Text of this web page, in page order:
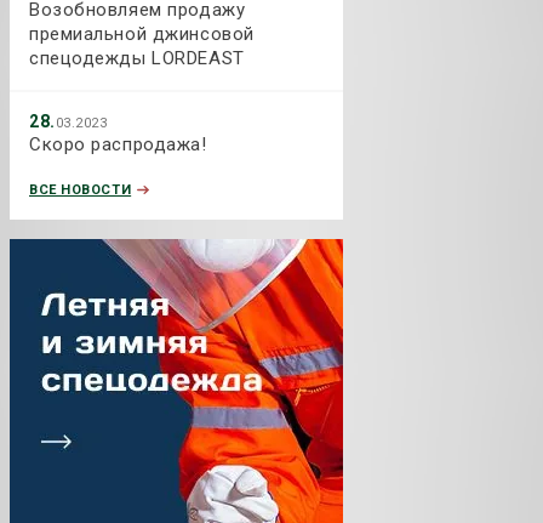
Возобновляем продажу
премиальной джинсовой
спецодежды LORDEAST
28. 03.2023
Скоро распродажа!
ВСЕ НОВОСТИ